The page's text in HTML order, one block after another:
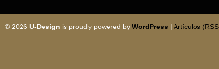
© 2026 U-Design is proudly powered by WordPress | Artículos